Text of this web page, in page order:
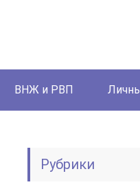
ВНЖ и РВП
Рубрики